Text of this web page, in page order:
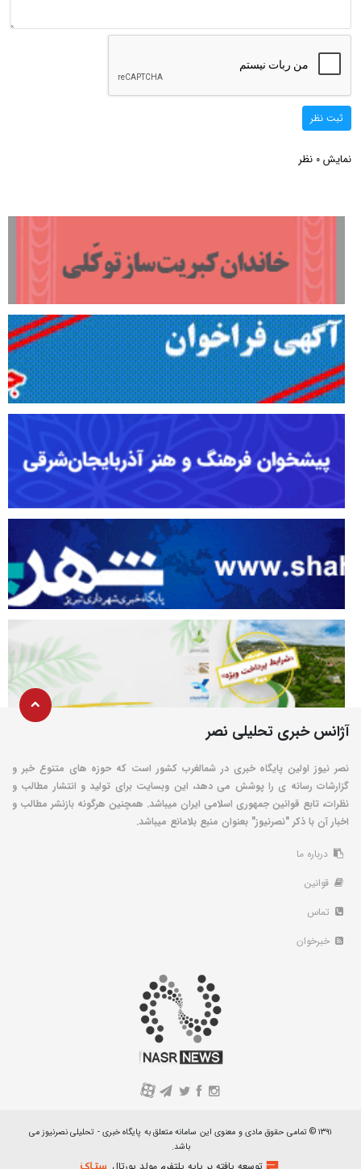
ثبت نظر
نمایش 0 نظر
آژانس خبری تحلیلی نصر
نصر نیوز اولین پایگاه خبری در شمالغرب کشور است که حوزه های متنوع خبر و
گزارشات رسانه ی را پوشش می دهد، این وبسایت برای تولید و انتشار مطالب و
نظرات، تابع قوانین جمهوری اسلامی ایران میباشد. همچنین هرگونه بازنشر مطالب و
اخبار آن با ذکر "نصرنیوز" بعنوان منبع بلامانع میباشد.
درباره ما
قوانین
تماس
خبرخوان
A
۱۳۹۱ © تمامی حقوق مادی و معنوی این سامانه متعلق به پایگاه خبری - تحلیلی نصرنیوز می
باشد.
توسعه یافته بر پایه پلتفرم مولد پورتال